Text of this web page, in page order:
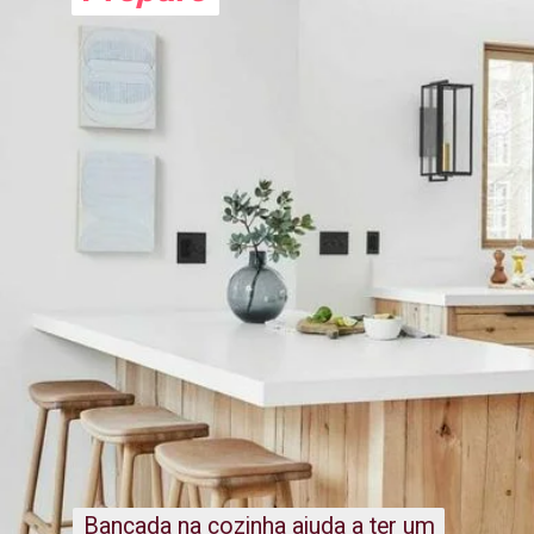
Bancada na cozinha ajuda a ter um
Bancada na cozinha ajuda a ter um